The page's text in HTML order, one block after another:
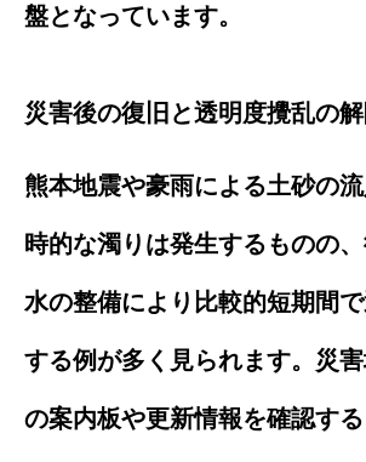
盤となっています。
災害後の復旧と透明度攪乱の
熊本地震や豪雨による土砂の
時的な濁りは発生するものの
水の整備により比較的短期間
する例が多く見られます。災
の案内板や更新情報を確認す